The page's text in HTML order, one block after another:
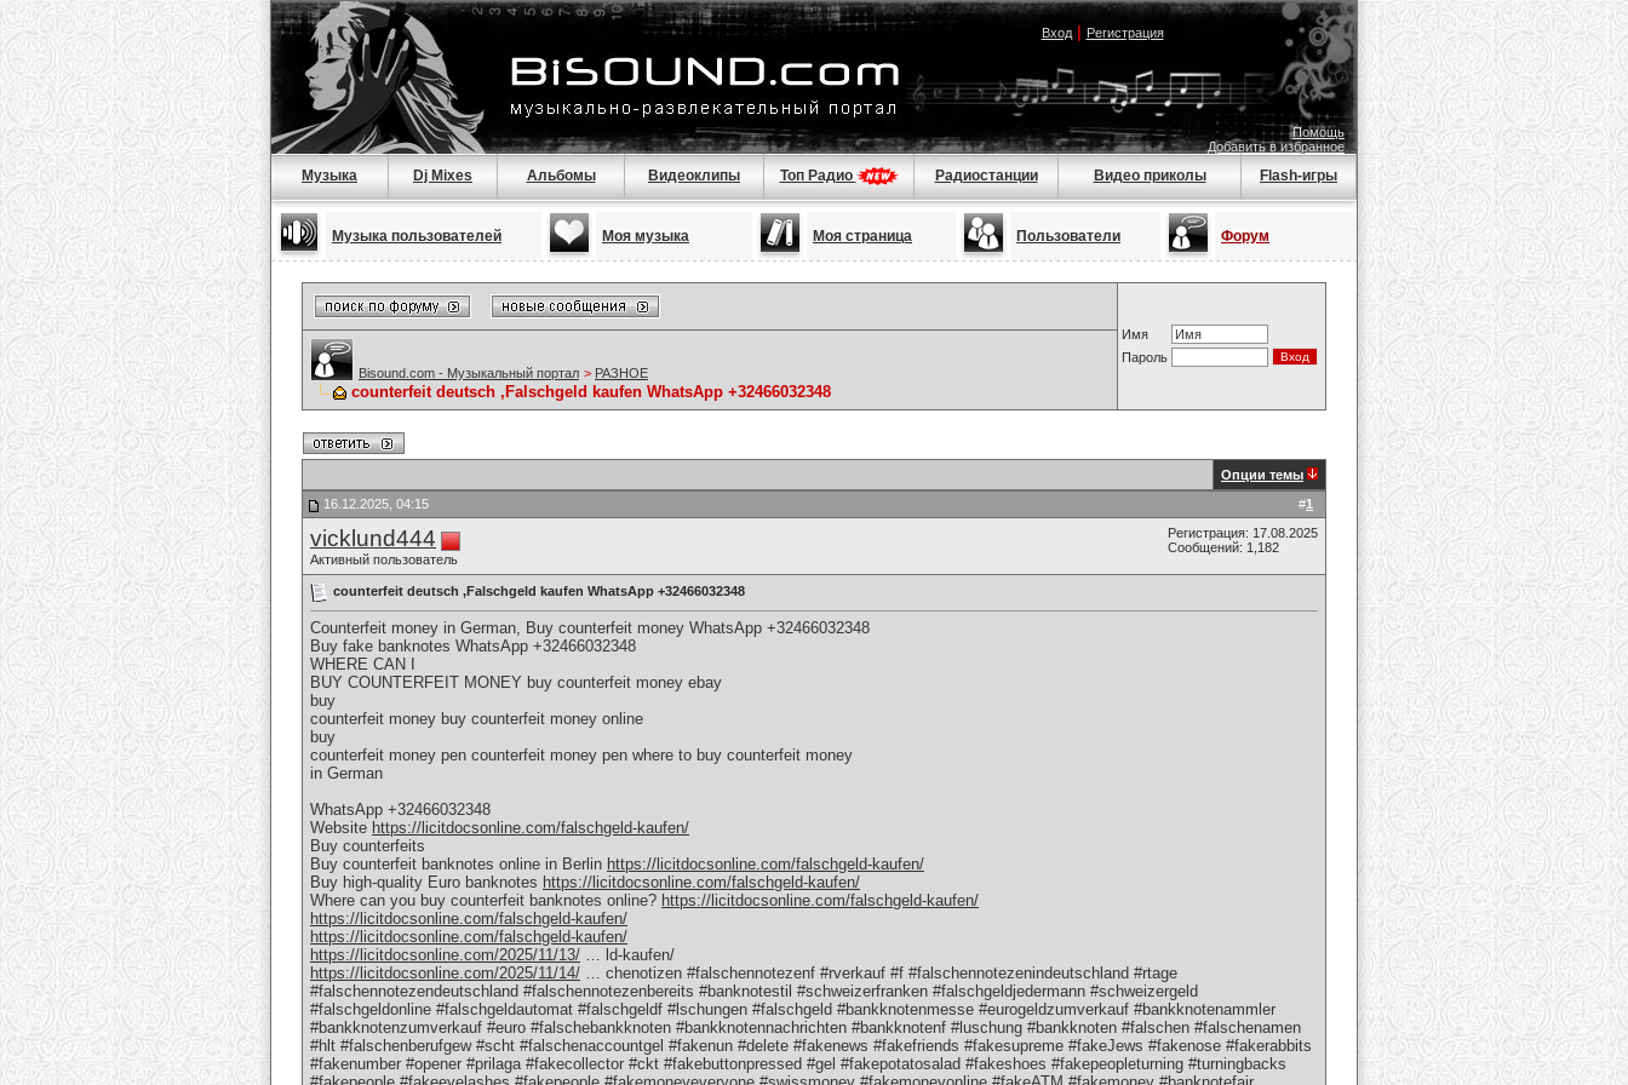
Вход| Регистрация
Помощь
Добавить в избранное
Музыка Dj Mixes Альбомы Видеоклипы Топ Радио Радиостанции Видео приколы Flash-игры
Музыка пользователей Моя музыка Моя страница Пользователи Форум
Имя
Пароль
Bisound.com - Музыкальный портал > РАЗНОЕ
counterfeit deutsch ,Falschgeld kaufen WhatsApp +32466032348
Опции темы
#1
16.12.2025, 04:15
vicklund444
Активный пользователь
Регистрация: 17.08.2025
Сообщений: 1,182
counterfeit deutsch ,Falschgeld kaufen WhatsApp +32466032348
Counterfeit money in German, Buy counterfeit money WhatsApp +32466032348
Buy fake banknotes WhatsApp +32466032348
WHERE CAN I
BUY COUNTERFEIT MONEY buy counterfeit money ebay
buy
counterfeit money buy counterfeit money online
buy
counterfeit money pen counterfeit money pen where to buy counterfeit money
in German
WhatsApp +32466032348
Website https://licitdocsonline.com/falschgeld-kaufen/
Buy counterfeits
Buy counterfeit banknotes online in Berlin https://licitdocsonline.com/falschgeld-kaufen/
Buy high-quality Euro banknotes https://licitdocsonline.com/falschgeld-kaufen/
Where can you buy counterfeit banknotes online? https://licitdocsonline.com/falschgeld-kaufen/
https://licitdocsonline.com/falschgeld-kaufen/
https://licitdocsonline.com/falschgeld-kaufen/
https://licitdocsonline.com/2025/11/13/ … ld-kaufen/
https://licitdocsonline.com/2025/11/14/ … chenotizen #falschennotezenf #rverkauf #f #falschennotezenindeutschland #rtage
#falschennotezendeutschland #falschennotezenbereits #banknotestil #schweizerfranken #falschgeldjedermann #schweizergeld
#falschgeldonline #falschgeldautomat #falschgeldf #lschungen #falschgeld #bankknotenmesse #eurogeldzumverkauf #bankknotenammler
#bankknotenzumverkauf #euro #falschebankknoten #bankknotennachrichten #bankknotenf #luschung #bankknoten #falschen #falschenamen
#hlt #falschenberufgew #scht #falschenaccountgel #fakenun #delete #fakenews #fakefriends #fakesupreme #fakeJews #fakenose #fakerabbits
#fakenumber #opener #prilaga #fakecollector #ckt #fakebuttonpressed #gel #fakepotatosalad #fakeshoes #fakepeopleturning #turningbacks